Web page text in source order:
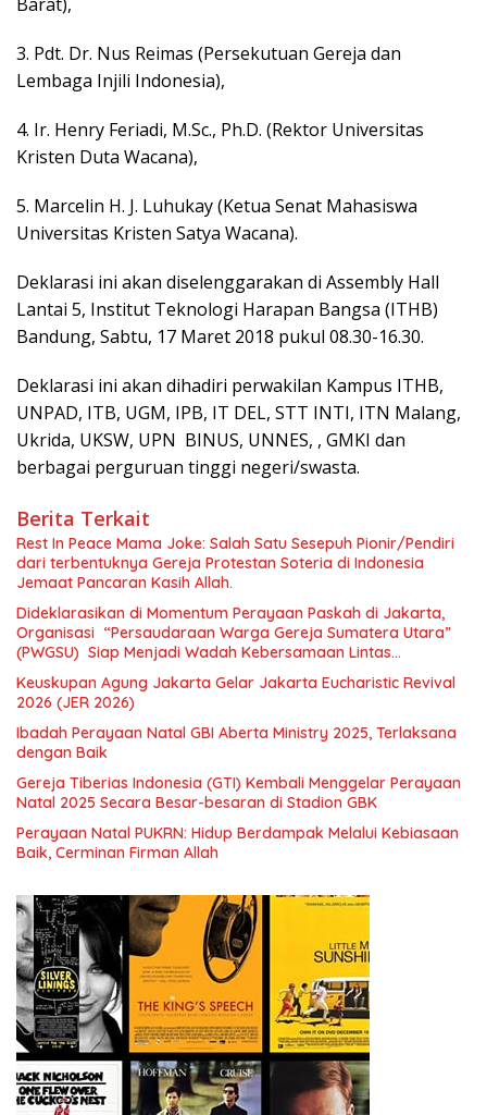
3. Pdt. Dr. Nus Reimas (Persekutuan Gereja dan
Lembaga Injili Indonesia),
4. Ir. Henry Feriadi, M.Sc., Ph.D. (Rektor Universitas
Kristen Duta Wacana),
5. Marcelin H. J. Luhukay (Ketua Senat Mahasiswa
Universitas Kristen Satya Wacana).
Deklarasi ini akan diselenggarakan di Assembly Hall
Lantai 5, Institut Teknologi Harapan Bangsa (ITHB)
Bandung, Sabtu, 17 Maret 2018 pukul 08.30-16.30.
Deklarasi ini akan dihadiri perwakilan Kampus ITHB,
UNPAD, ITB, UGM, IPB, IT DEL, STT INTI, ITN Malang,
Ukrida, UKSW, UPN BINUS, UNNES, , GMKI dan
berbagai perguruan tinggi negeri/swasta.
Berita Terkait
Rest In Peace Mama Joke: Salah Satu Sesepuh Pionir/Pendiri
dari terbentuknya Gereja Protestan Soteria di Indonesia
Jemaat Pancaran Kasih Allah.
Dideklarasikan di Momentum Perayaan Paskah di Jakarta,
Organisasi “Persaudaraan Warga Gereja Sumatera Utara”
(PWGSU) Siap Menjadi Wadah Kebersamaan Lintas
Denominasi untuk Menghimpun Potensi Warga Gereja
Diaspora untuk Menjawab Tantangan Sosial Bangsa
Keuskupan Agung Jakarta Gelar Jakarta Eucharistic Revival
2026 (JER 2026)
Ibadah Perayaan Natal GBI Aberta Ministry 2025, Terlaksana
dengan Baik
Gereja Tiberias Indonesia (GTI) Kembali Menggelar Perayaan
Natal 2025 Secara Besar-besaran di Stadion GBK
Perayaan Natal PUKRN: Hidup Berdampak Melalui Kebiasaan
Baik, Cerminan Firman Allah